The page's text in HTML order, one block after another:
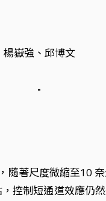
楊嶽強、邱博文
-
著尺度微縮至10
控制短通道效應